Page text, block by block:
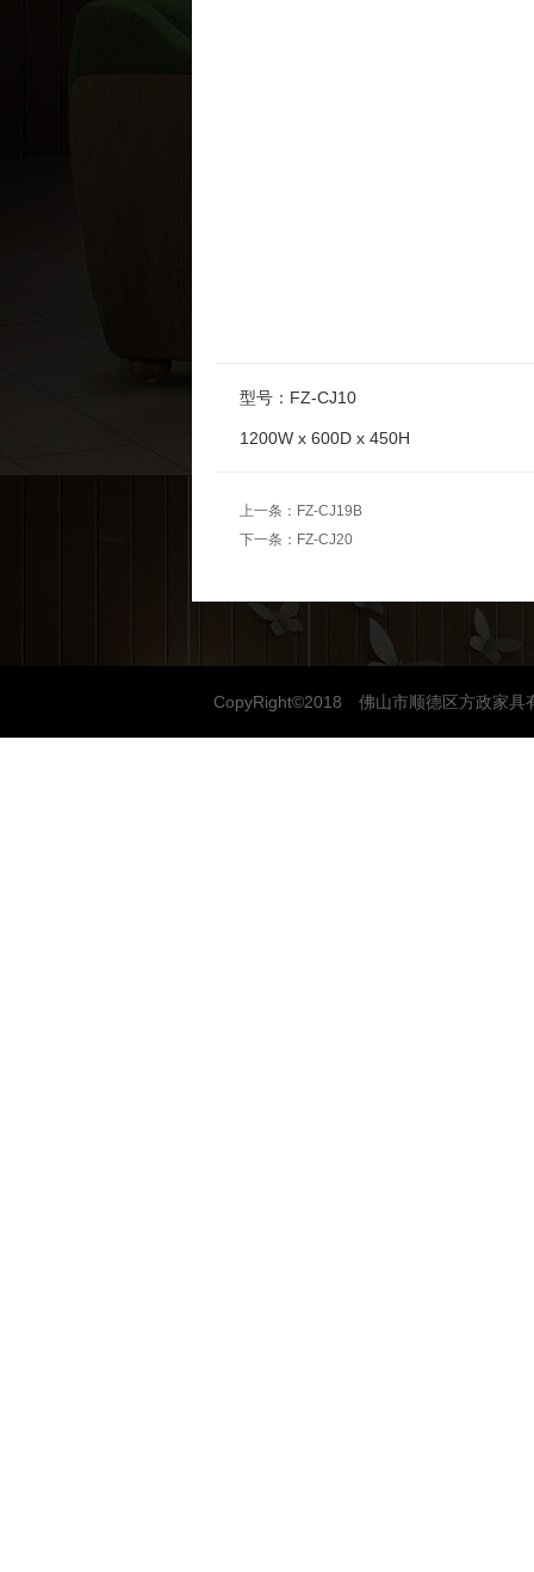
型号：FZ-CJ10
1200W x 600D x 450H
上一条： FZ-CJ19B
下一条： FZ-CJ20
CopyRight©2018 佛山市顺德区方政家